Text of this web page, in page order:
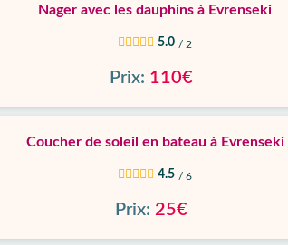
Nager avec les dauphins à Evrenseki
5.0 / 2
Prix: 110€
Coucher de soleil en bateau à Evrenseki
4.5 / 6
Prix: 25€